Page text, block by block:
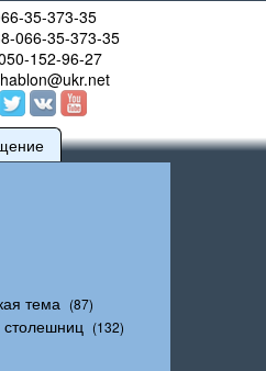
35-373-35
066-35-373-35
152-96-27
тема (87)
(132)